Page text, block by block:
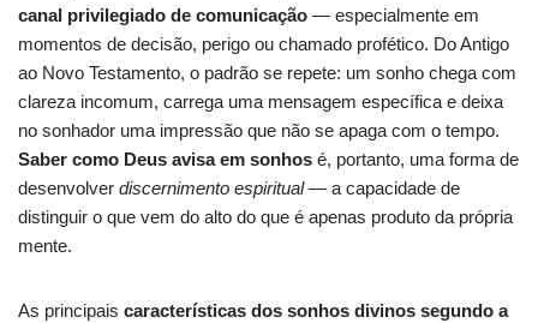
canal privilegiado de comunicação — especialmente em
momentos de decisão, perigo ou chamado profético. Do Antigo
ao Novo Testamento, o padrão se repete: um sonho chega com
clareza incomum, carrega uma mensagem específica e deixa
no sonhador uma impressão que não se apaga com o tempo.
Saber como Deus avisa em sonhos é, portanto, uma forma de
desenvolver discernimento espiritual— a capacidade de
distinguir o que vem do alto do que é apenas produto da própria
mente.
As principais características dos sonhos divinos segundo a